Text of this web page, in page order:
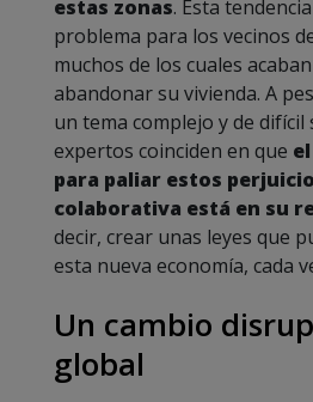
estas zonas. Esta
problema para los vecinos
muchos de los cuales
abandonar su vivienda. A
un tema complejo y de difícil
expertos coinciden en que
para paliar estos
colaborativa está en su
decir, crear unas leyes que
esta nueva economía, cada
Un cambio
global